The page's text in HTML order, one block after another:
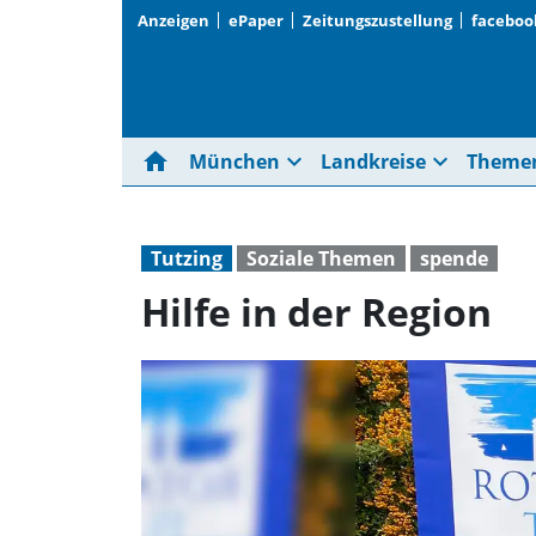
Anzeigen ePaper Zeitungszustellung
home München expand_more Landkreise expand_more
Tutzing Soziale Themen spende
Hilfe in der Region